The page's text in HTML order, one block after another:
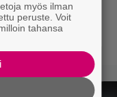
tyrmistyi
myös ilman
peruste. Voit
tahansa